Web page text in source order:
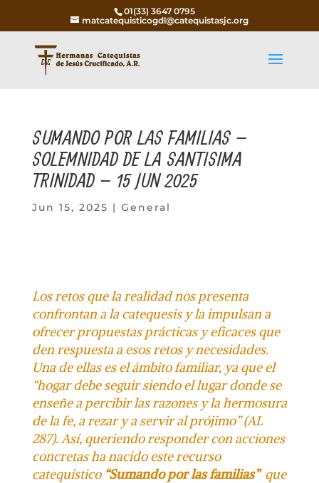
01(33) 3647 0795
matcatequisticogdl@catequistasjc.org
SUMANDO POR LAS FAMILIAS –
SOLEMNIDAD DE LA SANTISIMA
TRINIDAD – 15 JUN 2025
Jun 15, 2025 | General
Los retos que la realidad nos presenta
confrontan a la catequesis y la impulsan a
ofrecer propuestas prácticas y eficaces que
den respuesta a esos retos y necesidades.
Una de ellas es el ámbito familiar, ya que el
“hogar debe seguir siendo el lugar donde se
enseñe a percibir las razones y la hermosura
de la fe, a rezar y a servir al prójimo” (AL
287). Así, queriendo responder con acciones
concretas ha nacido este recurso
catequístico “Sumando por las familias” que